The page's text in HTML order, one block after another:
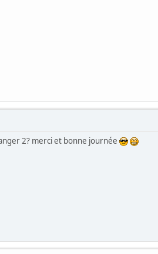
2? merci et bonne journée